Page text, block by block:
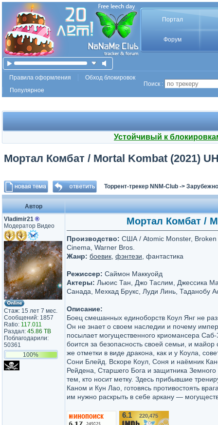
Портал
Форум
Правила оформления
Обход блокировок
Популярное
Поиск :
Устойчивый к
Мортал Комбат / Mortal Kombat (2021)
Торрент-трекер NNM-Club ->
Автор
Vladimir21 ®
Модератор Видео
Стаж: 15 лет 7 мес.
Сообщений: 1857
Ratio: 117.011
Раздал: 45.86 TB
Поблагодарили:
50361
100%
Мортал Комбат /
Производство: США / Atomic Monster,
Cinema, Warner Bros.
Жанр: боевик фэнтези , фантастика
Режиссер: Саймон Маккуойд
Актеры: Льюис Тан, Джо Таслим, Джессика
Санада, Мехкад Брукс, Луди Линь, Таданобу
Описание:
Боец смешанных единоборств Коул Янг не
Он не знает о своем наследии и почему
посылает могущественного криомансера
боится за безопасность своей семьи, и майор
же отметки в виде дракона, как и у Коула,
Сони Блейд. Вскоре Коул, Соня и наёмник
Рейдена, Старшего Бога и защитника
тем, кто носит метку. Здесь прибывшие
Каном и Кун Лао, готовясь противостоять
им нужно раскрыть в себе аркану —
6.1 220,475